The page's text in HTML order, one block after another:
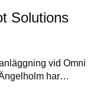
Solutions
vid Omni
har…